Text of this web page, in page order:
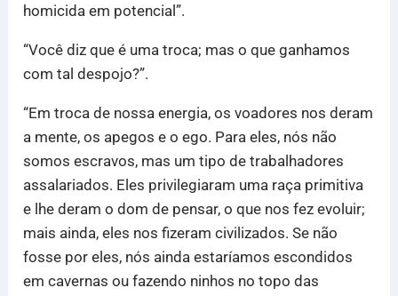
homicida em potencial”.
“Você diz que é uma troca; mas o que ganhamos
com tal despojo?”.
“Em troca de nossa energia, os voadores nos deram
a mente, os apegos e o ego. Para eles, nós não
somos escravos, mas um tipo de trabalhadores
assalariados. Eles privilegiaram uma raça primitiva
e lhe deram o dom de pensar, o que nos fez evoluir;
mais ainda, eles nos fizeram civilizados. Se não
fosse por eles, nós ainda estaríamos escondidos
em cavernas ou fazendo ninhos no topo das